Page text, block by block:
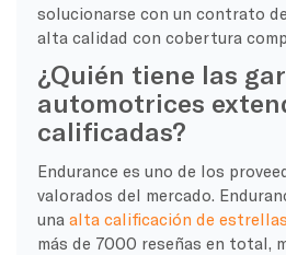
solucionarse con un contrato
alta calidad con cobertura
¿Quién tiene las
automotrices
calificadas?
Endurance es uno de los
valorados del mercado.
una alta calificación de
más de 7000 reseñas en total,